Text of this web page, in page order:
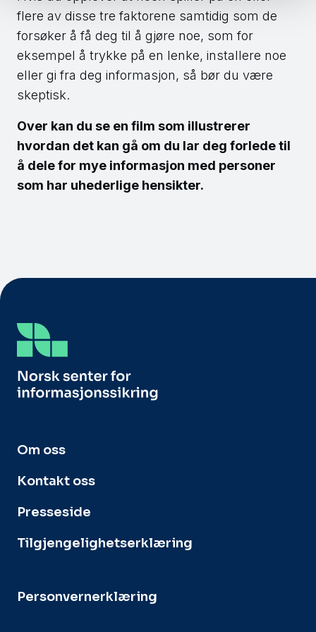
flere av disse tre faktorene samtidig som de
forsøker å få deg til å gjøre noe, som for
eksempel å trykke på en lenke, installere noe
eller gi fra deg informasjon, så bør du være
skeptisk.
Over kan du se en film som illustrerer
hvordan det kan gå om du lar deg forlede til
å dele for mye informasjon med personer
som har uhederlige hensikter.
Om oss
Kontakt oss
Presseside
Tilgjengelighetserklæring
Personvernerklæring